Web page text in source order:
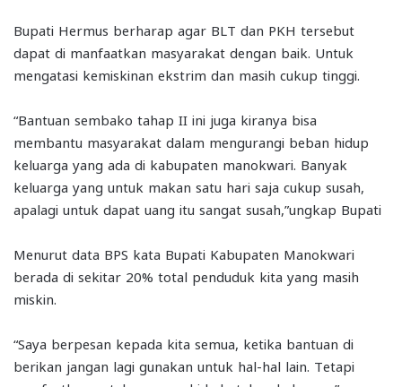
Bupati Hermus berharap agar BLT dan PKH tersebut
dapat di manfaatkan masyarakat dengan baik. Untuk
mengatasi kemiskinan ekstrim dan masih cukup tinggi.
“Bantuan sembako tahap II ini juga kiranya bisa
membantu masyarakat dalam mengurangi beban hidup
keluarga yang ada di kabupaten manokwari. Banyak
keluarga yang untuk makan satu hari saja cukup susah,
apalagi untuk dapat uang itu sangat susah,”ungkap Bupati
Menurut data BPS kata Bupati Kabupaten Manokwari
berada di sekitar 20% total penduduk kita yang masih
miskin.
“Saya berpesan kepada kita semua, ketika bantuan di
berikan jangan lagi gunakan untuk hal-hal lain. Tetapi